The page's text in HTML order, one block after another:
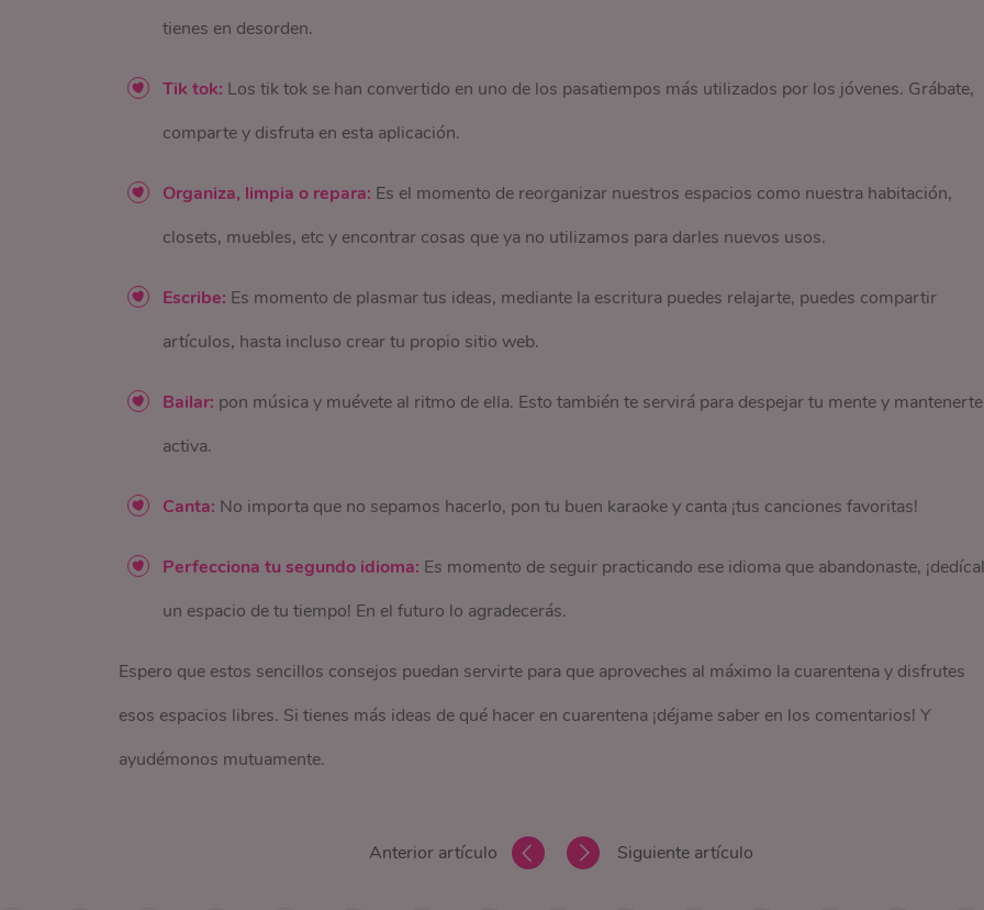
tienes en desorden.
Tik tok: Los tik tok se han convertido en uno de los pasatiempos más utilizados por los jóvenes. Grábate,
comparte y disfruta en esta aplicación.
Organiza, limpia o repara: Es el momento de reorganizar nuestros espacios como nuestra habitación,
closets, muebles, etc y encontrar cosas que ya no utilizamos para darles nuevos usos.
Escribe: Es momento de plasmar tus ideas, mediante la escritura puedes relajarte, puedes compartir
artículos, hasta incluso crear tu propio sitio web.
Bailar: pon música y muévete al ritmo de ella. Esto también te servirá para despejar tu mente y mantenerte
activa.
Canta: No importa que no sepamos hacerlo, pon tu buen karaoke y canta ¡tus canciones favoritas!
Perfecciona tu segundo idioma: Es momento de seguir practicando ese idioma que abandonaste,
un espacio de tu tiempo! En el futuro lo agradecerás.
Espero que estos sencillos consejos puedan servirte para que aproveches al máximo la cuarentena y disfrutes
esos espacios libres. Si tienes más ideas de qué hacer en cuarentena ¡déjame saber en los comentarios! Y
ayudémonos mutuamente.
Anterior artículo Siguiente artículo